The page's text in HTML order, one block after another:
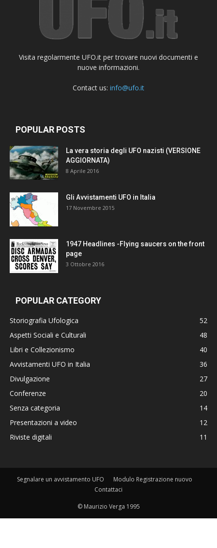
Visita regolarmente UFO.it per trovare nuovi documenti e
nuove informazioni.
Contact us: info@ufo.it
POPULAR POSTS
La vera storia degli UFO nazisti (VERSIONE
AGGIORNATA)
8 Aprile 2016
Gli Avvistamenti UFO in Italia
17 Novembre 2015
1947 Headlines -Flying saucers on the front
page
3 Ottobre 2016
POPULAR CATEGORY
Storiografia Ufologica
52
Aspetti Sociali e Culturali
48
Libri e Collezionismo
40
Avvistamenti UFO in Italia
36
Divulgazione
27
Conferenze
20
Senza categoria
14
Presentazioni a video
12
Riviste digitali
11
Segnalare un avvistamento UFO
Modulo Registrazione nuovo
Contattaci
© Maurizio Verga 1995